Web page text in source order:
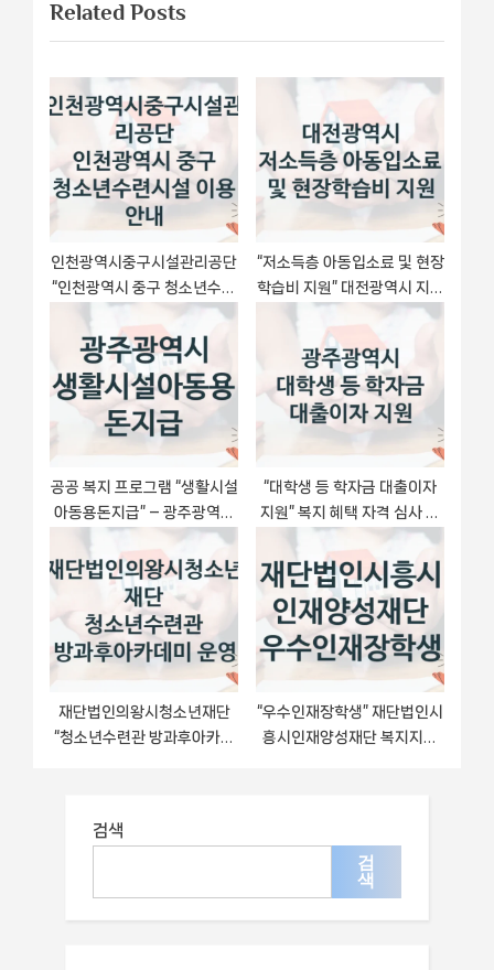
이
션
o
u
s
P
s
t
t
P
o
s
Related Posts
인천광역시중구시설관리공단
“인천광역시 중구 청소년수련
시설 이용 안내” 복지 지원혜
택 – 신청 방법과 구비 서류
“저소득층 아동입소료 및 현장
학습비 지원” 대전광역시 지원
혜택 – 신청 조건과 자격 조건
공공 복지 프로그램 “생활시설
아동용돈지급” – 광주광역시
자격 요건과 신청 방법
“대학생 등 학자금 대출이자
지원” 복지 혜택 자격 심사 및
접수 일정 – 광주광역시 지원
정책
재단법인의왕시청소년재단
“청소년수련관 방과후아카데
“우수인재장학생” 재단법인시
흥시인재양성재단 복지지원
검색
검
색